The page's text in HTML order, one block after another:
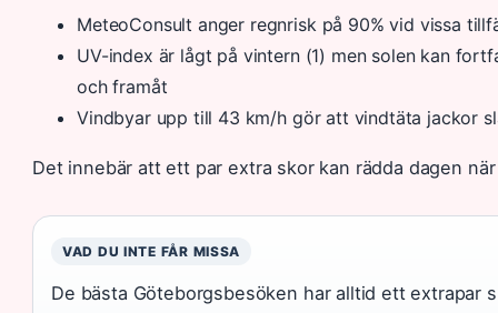
MeteoConsult anger regnrisk på 90% vid vissa
UV-index är lågt på vintern (1) men solen kan
och framåt
Vindbyar upp till 43 km/h gör att vindtäta jackor
Det innebär att ett par extra skor kan rädda dagen
VAD DU INTE FÅR MISSA
De bästa Göteborgsbesöken har alltid ett extrapar